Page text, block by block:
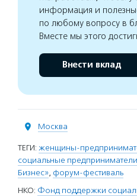
информация и
по любому вопросу в
Вместе мы этого
Внести вклад
Москва
ТЕГИ: женщины-
социальные предприниматели
Бизнес», форум-фестиваль
НКО: Фонд поддержки